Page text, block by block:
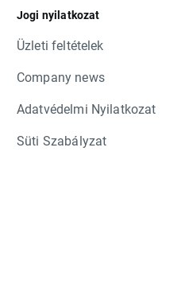
Jogi nyilatkozat
Üzleti feltételek
Company news
Adatvédelmi Nyilatkozat
Süti Szabályzat